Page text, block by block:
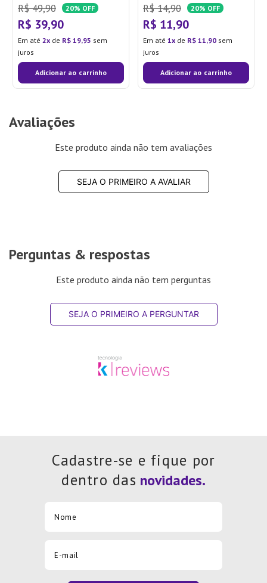
R$ 49,90 20% OFF
R$ 39,90
Em até 2 de R$ 19,95 sem
juros
Adicionar ao carrinho
Groh
R$ 14,90 20% OFF
R$ 11,90
Em até 1 de R$ 11,90 sem
juros
Adicionar ao carrinho
Avaliações
Este produto ainda não tem avaliações
SEJA O PRIMEIRO A AVALIAR
Perguntas & respostas
Este produto ainda não tem perguntas
SEJA O PRIMEIRO A PERGUNTAR
Cadastre-se e fique por
dentro das